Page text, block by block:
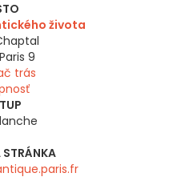
života
Paris 9
trás